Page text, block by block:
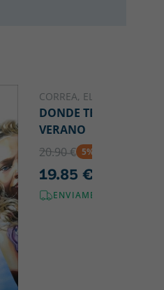
CORREA, ELMA
DONDE TERMINA EL
VERANO
20.90 € 5% DTO
19.85 €
ENVIAMENT GRATUÏT!